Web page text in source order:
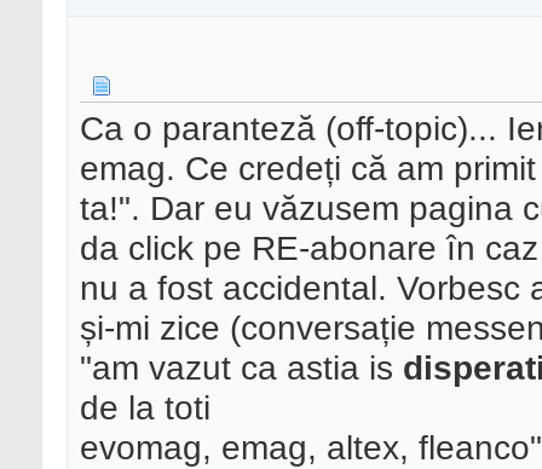
Ca o paranteză (off-topic)...
emag. Ce credeți că am
ta!". Dar eu văzusem pagina
da click pe RE-abonare în
nu a fost accidental. Vorbesc
și-mi zice (conversație
"am vazut ca astia is
de la toti
evomag, emag, altex, fleanco"